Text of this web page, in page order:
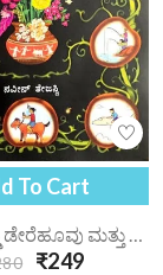
To Cart
₹249